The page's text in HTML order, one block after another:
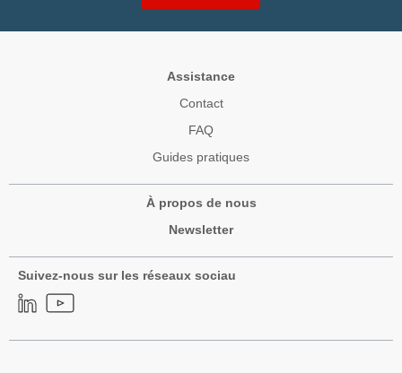
Assistance
Contact
FAQ
Guides pratiques
À propos de nous
Newsletter
Suivez-nous sur les réseaux sociau